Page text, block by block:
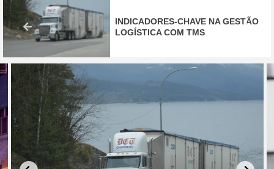
INDICADORES-CHAVE NA GESTÃO
LOGÍSTICA COM TMS